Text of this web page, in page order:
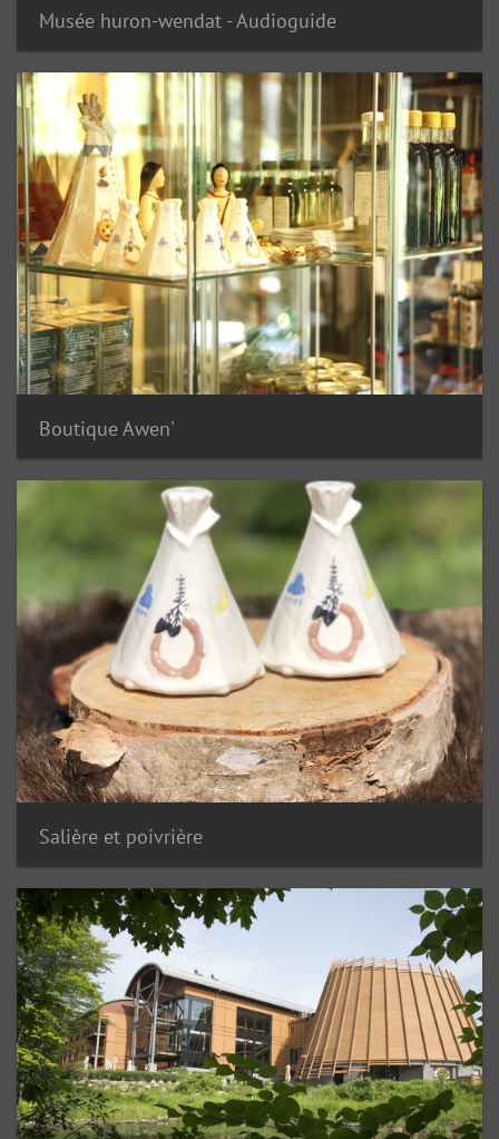
Musée huron-wendat - Audioguide
Boutique Awen'
Salière et poivrière